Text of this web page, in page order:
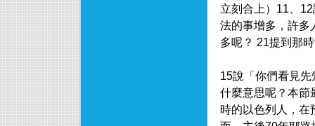
立刻合上）11、
法的事增多，許多
多呢？ 21提到那
15說「你們看見
什麼意思呢？本節
時的以色列人，在